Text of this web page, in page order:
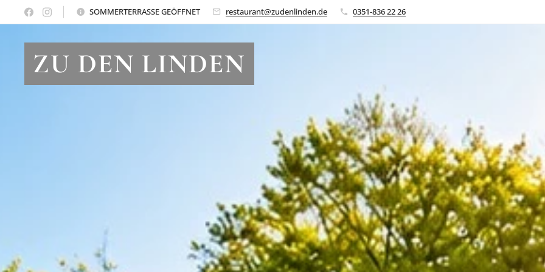
SOMMERTERRASSE GEÖFFNET restaurant@zudenlinden.de 0351-836 22 26
ZU DEN LINDEN